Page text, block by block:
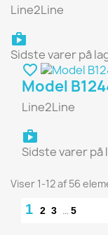
Line2Line
Sidste varer på
favorite_border
Model
Line2Line
Sidste varer på
Viser 1-12 af 56
1 2 3 … 5